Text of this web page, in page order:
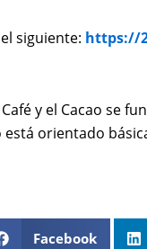
siguiente: https://
y el Cacao se
orientado
Facebook